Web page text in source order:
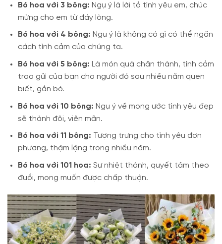
Bó hoa với 3 bông: Ngụ ý là lời tỏ tình yêu em, chúc
mừng cho em từ đáy lòng.
Bó hoa với 4 bông: Ngụ ý là không có gì có thể ngăn
cách tình cảm của chúng ta.
Bó hoa với 5 bông: Là món quà chân thành, tình cảm
trao gửi của bạn cho người đó sau nhiều năm quen
biết, gắn bó.
Bó hoa với 10 bông: Ngụ ý về mong ước tình yêu đẹp
sẽ thành đôi, viên mãn.
Bó hoa với 11 bông: Tượng trưng cho tình yêu đơn
phương, thậm lặng trong nhiều năm.
Bó hoa với 101 hoa: Sự nhiệt thành, quyết tâm theo
đuổi, mong muốn được chấp thuận.